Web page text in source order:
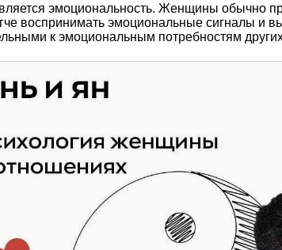
эмоциональность. Женщины обычно
воспринимать эмоциональные сигналы
к эмоциональным потребностям